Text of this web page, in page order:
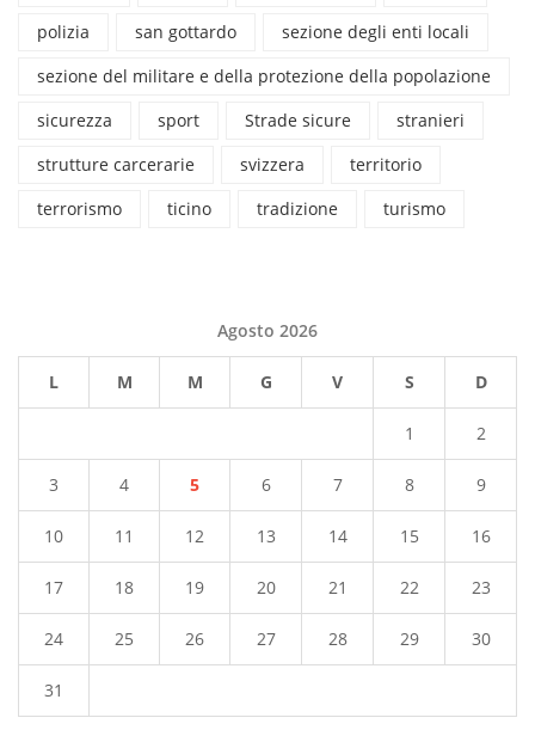
polizia
san gottardo
sezione degli enti locali
sezione del militare e della protezione della popolazione
sicurezza
sport Strade sicure
stranieri
strutture carcerarie
svizzera
territorio
terrorismo
ticino tradizione turismo
Agosto 2026
L M M G V S D
1 2
3 4 5 6 7 8 9
10 11 12 13 14 15 16
17 18 19 20 21 22 23
24 25 26 27 28 29 30
31